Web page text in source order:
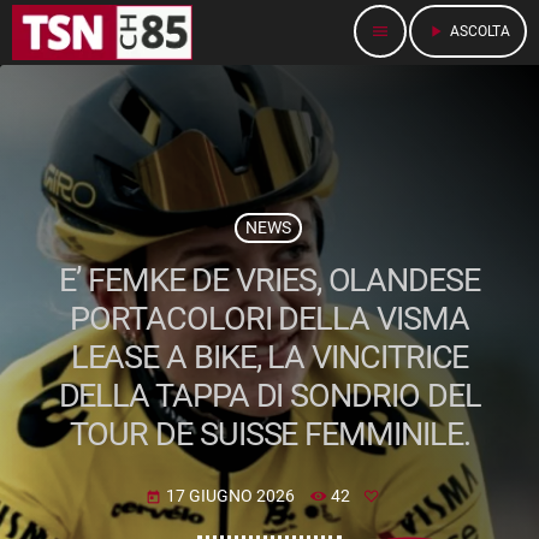
menu play_arrow ASCOLTA
NEWS
E’ FEMKE DE VRIES, OLANDESE
PORTACOLORI DELLA VISMA
LEASE A BIKE, LA VINCITRICE
DELLA TAPPA DI SONDRIO DEL
TOUR DE SUISSE FEMMINILE.
today 17 GIUGNO 2026 42